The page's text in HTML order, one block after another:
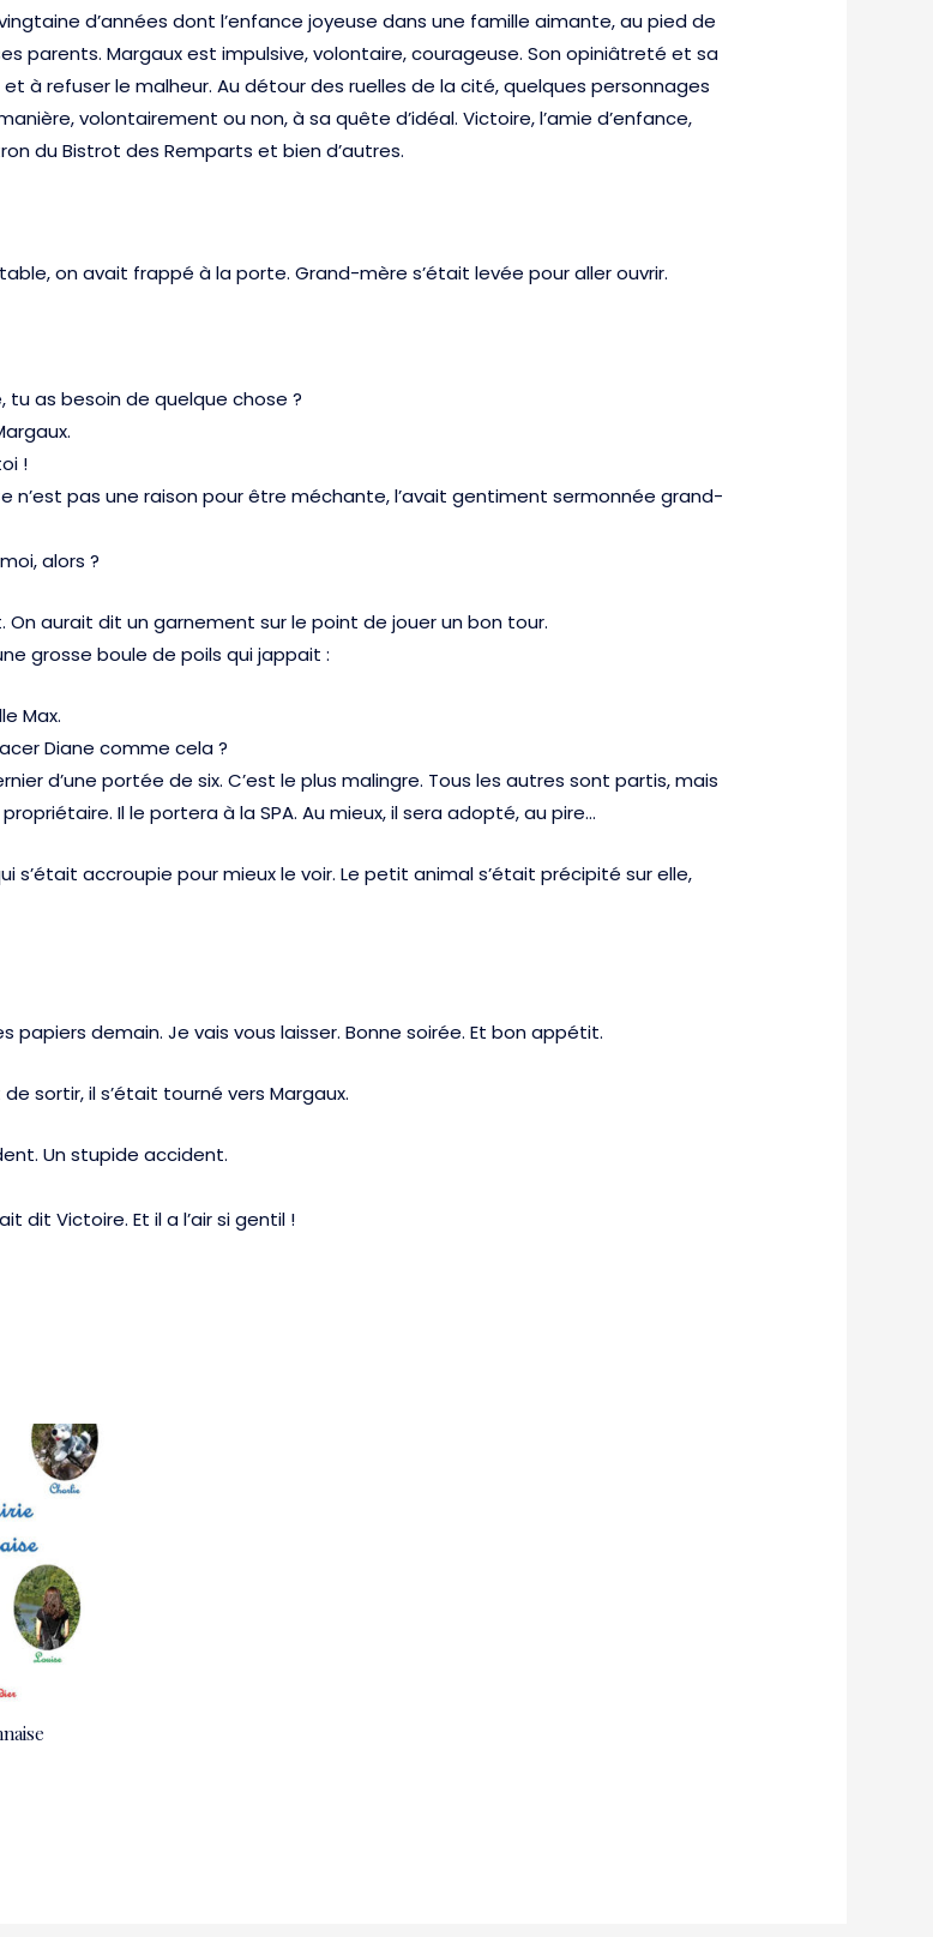
d’années dont l’enfance joyeuse dans une famille aimante, au pied de
parents. Margaux est impulsive, volontaire, courageuse. Son opiniâtreté et sa
à refuser le malheur. Au détour des ruelles de la cité, quelques personnages
volontairement ou non, à sa quête d’idéal. Victoire, l’amie d’enfance,
du Bistrot des Remparts et bien d’autres.
on avait frappé à la porte. Grand-mère s’était levée pour aller ouvrir.
as besoin de quelque chose ?
!
n’est pas une raison pour être méchante, l’avait gentiment sermonnée grand-
alors ?
aurait dit un garnement sur le point de jouer un bon tour.
grosse boule de poils qui jappait :
Max.
Diane comme cela ?
d’une portée de six. C’est le plus malingre. Tous les autres sont partis, mais
Il le portera à la SPA. Au mieux, il sera adopté, au pire…
s’était accroupie pour mieux le voir. Le petit animal s’était précipité sur elle,
papiers demain. Je vais vous laisser. Bonne soirée. Et bon appétit.
sortir, il s’était tourné vers Margaux.
Un stupide accident.
dit Victoire. Et il a l’air si gentil !